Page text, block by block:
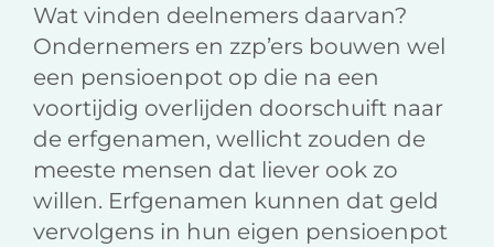
Wat vinden deelnemers daarvan?
Ondernemers en zzp’ers bouwen wel
een pensioenpot op die na een
voortijdig overlijden doorschuift naar
de erfgenamen, wellicht zouden de
meeste mensen dat liever ook zo
willen. Erfgenamen kunnen dat geld
vervolgens in hun eigen pensioenpot